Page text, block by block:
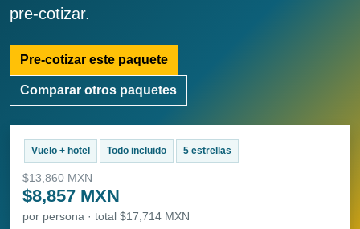
pre-cotizar.
Pre-cotizar este paquete
Comparar otros paquetes
Vuelo + hotel Todo incluido 5 estrellas
$13,860 MXN
$8,857 MXN
por persona · total $17,714 MXN